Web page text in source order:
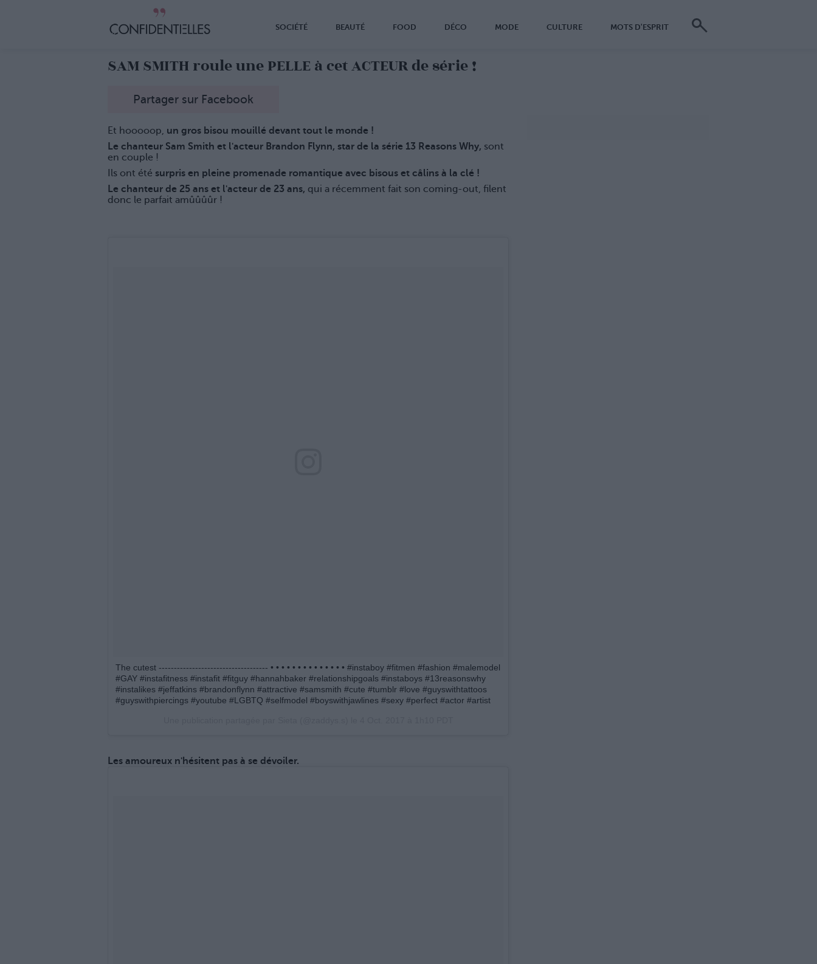
SOCIÉTÉ BEAUTÉ FOOD DÉCO MODE CULTURE MOTS D'ESPRIT
SAM SMITH roule une PELLE à cet ACTEUR de série !
Partager sur Facebook
Et hooooop, un gros bisou mouillé devant tout le monde !
Le chanteur Sam Smith et l'acteur Brandon Flynn, star de la série 13 Reasons Why, sont
en couple !
Ils ont été surpris en pleine promenade romantique avec bisous et câlins à la clé !
Le chanteur de 25 ans et l'acteur de 23 ans, qui a récemment fait son coming-out, filent
donc le parfait amûûûûr !
The cutest ------------------------------------ • • • • • • • • • • • • • • #instaboy #fitmen #fashion #malemodel
#GAY #instafitness #instafit #fitguy #hannahbaker #relationshipgoals #instaboys #13reasonswhy
#instalikes #jeffatkins #brandonflynn #attractive #samsmith #cute #tumblr #love #guyswithtattoos
#guyswithpiercings #youtube #LGBTQ #selfmodel #boyswithjawlines #sexy #perfect #actor #artist
Les amoureux n'hésitent pas à se dévoiler.